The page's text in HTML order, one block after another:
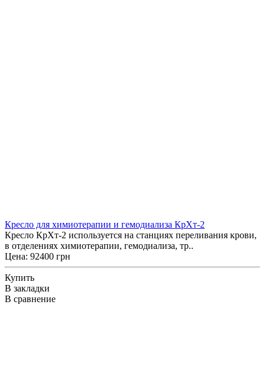
Кресло для химиотерапии и гемодиализа КрХт-2
Кресло КрХт-2 используется на станциях переливания крови,
в отделениях химиотерапии, гемодиализа, тр..
Цена: 92400 грн
Купить
В закладки
В сравнение